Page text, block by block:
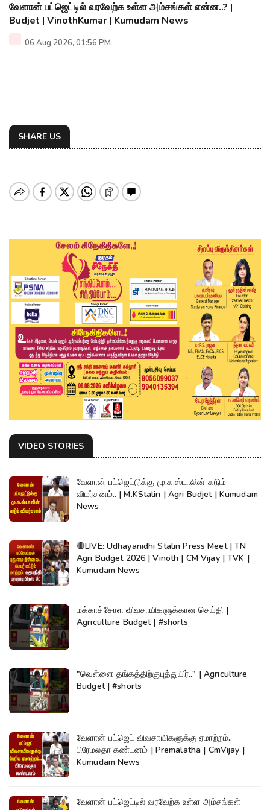
வேளான் பட்ஜெட்டில் வரவேற்க உள்ள அம்சங்கள் என்ன..? |
Budjet | VinothKumar | Kumudam News
06 Aug 2026, 01:56 PM
SHARE US
VIDEO STORIES
வேளான் பட்ஜெட்டுக்கு மு.க.ஸ்டாலின் கடும்
விமர்சனம்.. | M.KStalin | Agri Budjet | Kumudam
News
🔴LIVE: Udhayanidhi Stalin Press Meet | TN
Agri Budget 2026 | Vinoth | CM Vijay | TVK |
Kumudam News
மக்காச்சோள விவசாயிகளுக்கான செய்தி |
Agriculture Budget | #shorts
"வெள்ளை தங்கத்திற்குபுத்துயிர்.." | Agriculture
Budget | #shorts
வேளான் பட்ஜெட் விவசாயிகளுக்கு ஏமாற்றம்..
பிரேமலதா கண்டனம் | Premalatha | CmVijay |
Kumudam News
வேளான் பட்ஜெட்டில் வரவேற்க உள்ள அம்சங்கள்